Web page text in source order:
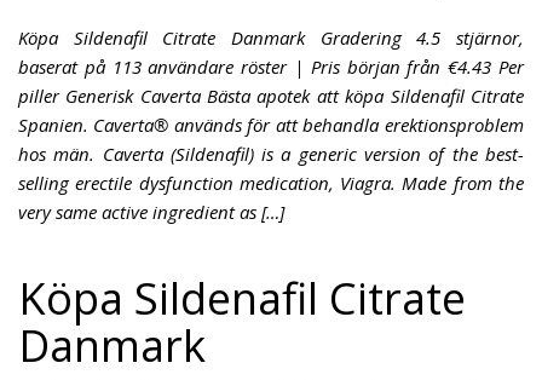
Köpa Sildenafil Citrate Danmark Gradering 4.5 stjärnor,
baserat på 113 användare röster | Pris början från €4.43 Per
piller Generisk Caverta Bästa apotek att köpa Sildenafil Citrate
Spanien. Caverta® används för att behandla erektionsproblem
hos män. Caverta (Sildenafil) is a generic version of the best-
selling erectile dysfunction medication, Viagra. Made from the
very same active ingredient as […]
Köpa Sildenafil Citrate
Danmark